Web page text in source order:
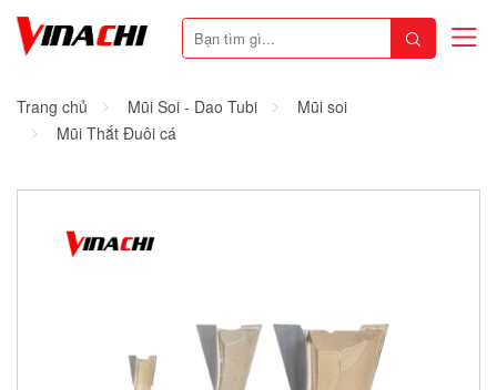
Trang chủ Mũi Soi - Dao Tubi
Mũi soi
Mũi Thắt Đuôi cá